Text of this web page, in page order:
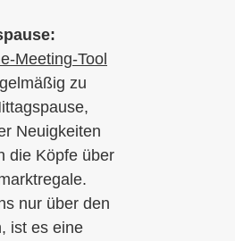
Meeting-Tool
zu
Neuigkeiten
die Köpfe über
nur über den
ist es eine